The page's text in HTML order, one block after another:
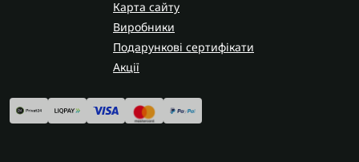
Карта сайту
Виробники
Подарункові сертифікати
Акції